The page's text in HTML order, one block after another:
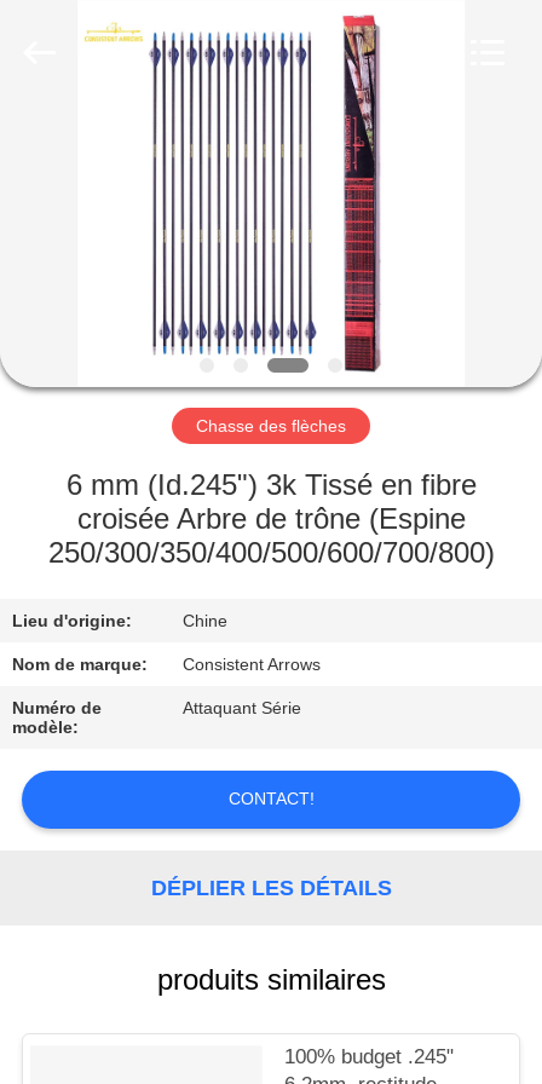
PRODUITS
SUJET
DE
VISITE
D'USINE
CONTRÔLE
DE
QUALITÉ
CONTACTEZ-
NOUS
DEMANDEZ
CITATION
Chasse des flèches
6 mm (Id.245") 3k Tissé en fibre
croisée Arbre de trône (Espine
250/300/350/400/500/600/700/800)
Lieu d'origine: Chine
Nom de marque: Consistent Arrows
Numéro de
modèle:
Attaquant Série
CONTACT!
DÉPLIER LES DÉTAILS
produits similaires
100% budget .245"